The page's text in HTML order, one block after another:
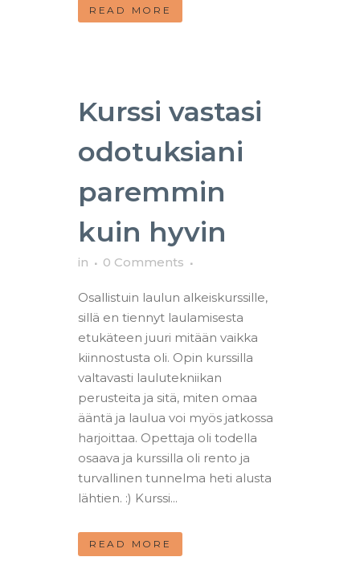
READ MORE
Kurssi vastasi
odotuksiani
paremmin
kuin hyvin
in 0 Comments
Osallistuin laulun alkeiskurssille,
sillä en tiennyt laulamisesta
etukäteen juuri mitään vaikka
kiinnostusta oli. Opin kurssilla
valtavasti laulutekniikan
perusteita ja sitä, miten omaa
ääntä ja laulua voi myös jatkossa
harjoittaa. Opettaja oli todella
osaava ja kurssilla oli rento ja
turvallinen tunnelma heti alusta
lähtien. :) Kurssi...
READ MORE